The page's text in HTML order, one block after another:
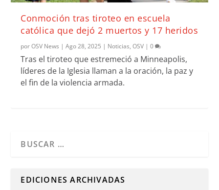
Conmoción tras tiroteo en escuela
católica que dejó 2 muertos y 17 heridos
porOSV News |Ago 28, 2025 | Noticias,OSV |0
Tras el tiroteo que estremeció a Minneapolis,
líderes de la Iglesia llaman a la oración, la paz y
el fin de la violencia armada.
EDICIONES ARCHIVADAS